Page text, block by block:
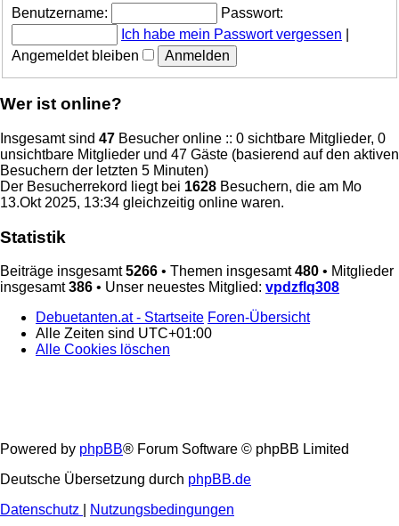
Benutzername:
Passwort:
Ich habe mein Passwort vergessen
Angemeldet bleiben
Wer ist online?
Insgesamt sind 47 Besucher online :: 0 sichtbare Mitglieder, 0
unsichtbare Mitglieder und 47 Gäste (basierend auf den aktiven
Besuchern der letzten 5 Minuten)
Der Besucherrekord liegt bei 1628 Besuchern, die am Mo
13.Okt 2025, 13:34 gleichzeitig online waren.
Statistik
Beiträge insgesamt5266 • Themen insgesamt480 • Mitglieder
insgesamt386 • Unser neuestes Mitglied: vpdzflq308
Debuetanten.at - Startseite Foren-Übersicht
Alle Zeiten sind UTC+01:00
Alle Cookies löschen
Powered by phpBB® Forum Software © phpBB Limited
Deutsche Übersetzung durch phpBB.de
Datenschutz
Nutzungsbedingungen